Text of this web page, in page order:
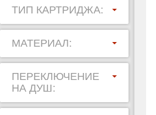
ТИП КАРТРИДЖА:
МАТЕРИАЛ:
ПЕРЕКЛЮЧЕНИЕ
НА ДУШ: